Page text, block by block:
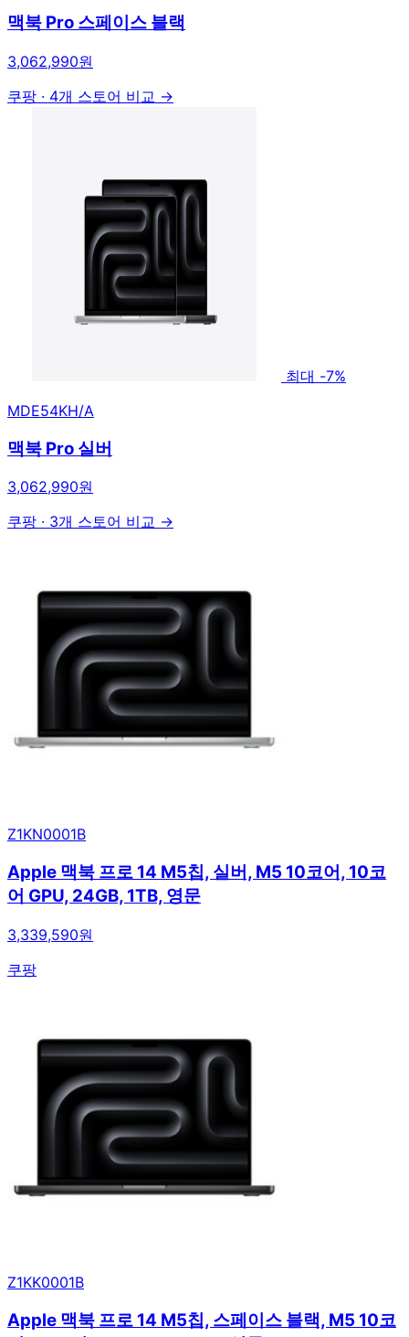
맥북 Pro 스페이스 블랙
3,062,990원
쿠팡 · 4개 스토어 비교 →
최대 -7%
MDE54KH/A
맥북 Pro 실버
3,062,990원
쿠팡 · 3개 스토어 비교 →
Z1KN0001B
Apple 맥북 프로 14 M5칩, 실버, M5 10코어, 10코
어 GPU, 24GB, 1TB, 영문
3,339,590원
쿠팡
Z1KK0001B
Apple 맥북 프로 14 M5칩, 스페이스 블랙, M5 10코